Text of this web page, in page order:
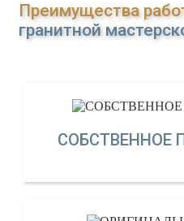
Преимущества
гранитной
СОБСТВЕННОЕ